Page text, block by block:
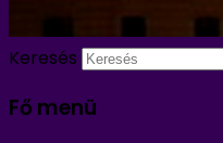
Keresés
Fő menü